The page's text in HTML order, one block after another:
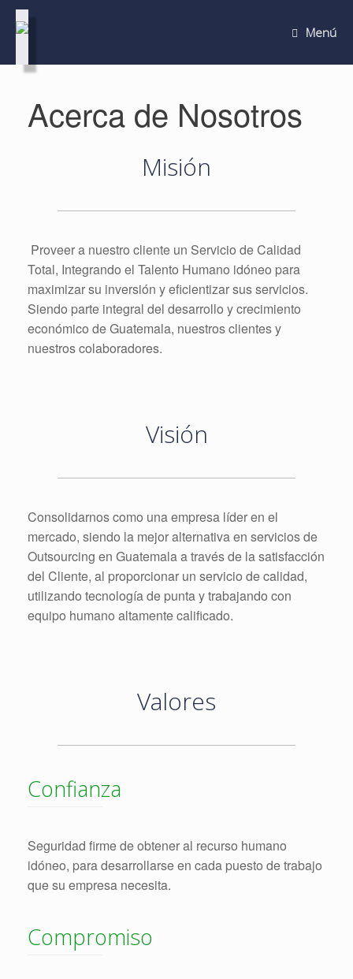
Menú
Acerca de Nosotros
Misión
Proveer a nuestro cliente un Servicio de Calidad
Total, Integrando el Talento Humano idóneo para
maximizar su inversión y eficientizar sus servicios.
Siendo parte integral del desarrollo y crecimiento
económico de Guatemala, nuestros clientes y
nuestros colaboradores.
Visión
Consolidarnos como una empresa líder en el
mercado, siendo la mejor alternativa en servicios de
Outsourcing en Guatemala a través de la satisfacción
del Cliente, al proporcionar un servicio de calidad,
utilizando tecnología de punta y trabajando con
equipo humano altamente calificado.
Valores
Confianza
Seguridad firme de obtener al recurso humano
idóneo, para desarrollarse en cada puesto de trabajo
que su empresa necesita.
Compromiso